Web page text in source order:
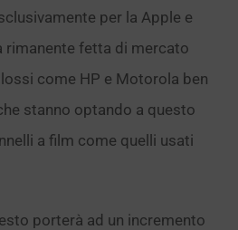
per la Apple e
rimanente fetta di mercato
come HP e Motorola ben
stanno optando a questo
a film come quelli usati
porterà ad un incremento